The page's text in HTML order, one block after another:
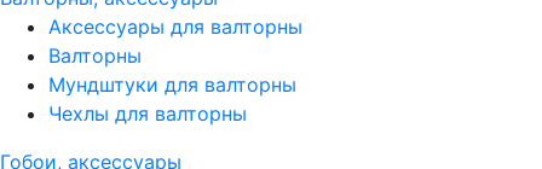
Аксессуары для валторны
Валторны
Мундштуки для валторны
Чехлы для валторны
Гобои, аксессуары